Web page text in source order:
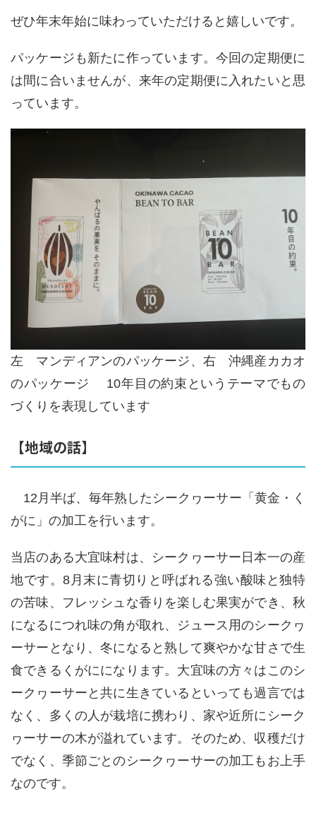
ぜひ年末年始に味わっていただけると嬉しいです。
パッケージも新たに作っています。今回の定期便に
は間に合いませんが、来年の定期便に入れたいと思
っています。
左 マンディアンのパッケージ、右 沖縄産カカオ
のパッケージ 10年目の約束というテーマでもの
づくりを表現しています
【地域の話】
12 月半ば、毎年熟したシークヮーサー「黄金・く
がに」の加工を行います。
当店のある大宜味村は、シークヮーサー日本一の産
地です。8 月末に青切りと呼ばれる強い酸味と独特
の苦味、フレッシュな香りを楽しむ果実ができ、秋
になるにつれ味の角が取れ、ジュース用のシークヮ
ーサーとなり、冬になると熟して爽やかな甘さで生
食できるくがにになります。大宜味の方々はこのシ
ークヮーサーと共に生きているといっても過言では
なく、多くの人が栽培に携わり、家や近所にシーク
ヮーサーの木が溢れています。そのため、収穫だけ
でなく、季節ごとのシークヮーサーの加工もお上手
なのです。